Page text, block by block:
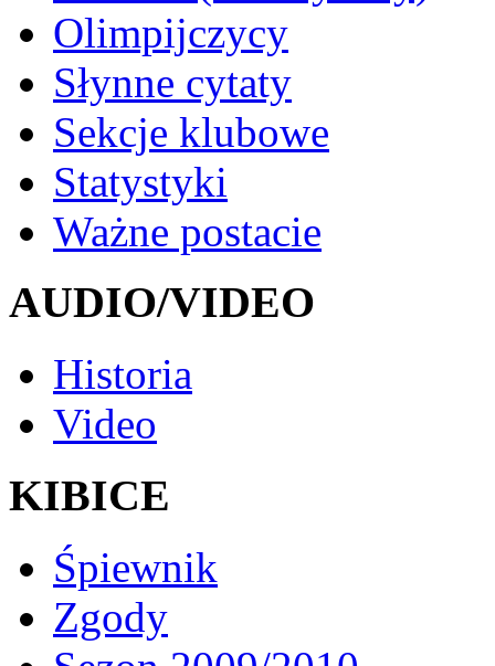
Olimpijczycy
Słynne cytaty
Sekcje klubowe
Statystyki
Ważne postacie
AUDIO/VIDEO
Historia
Video
KIBICE
Śpiewnik
Zgody